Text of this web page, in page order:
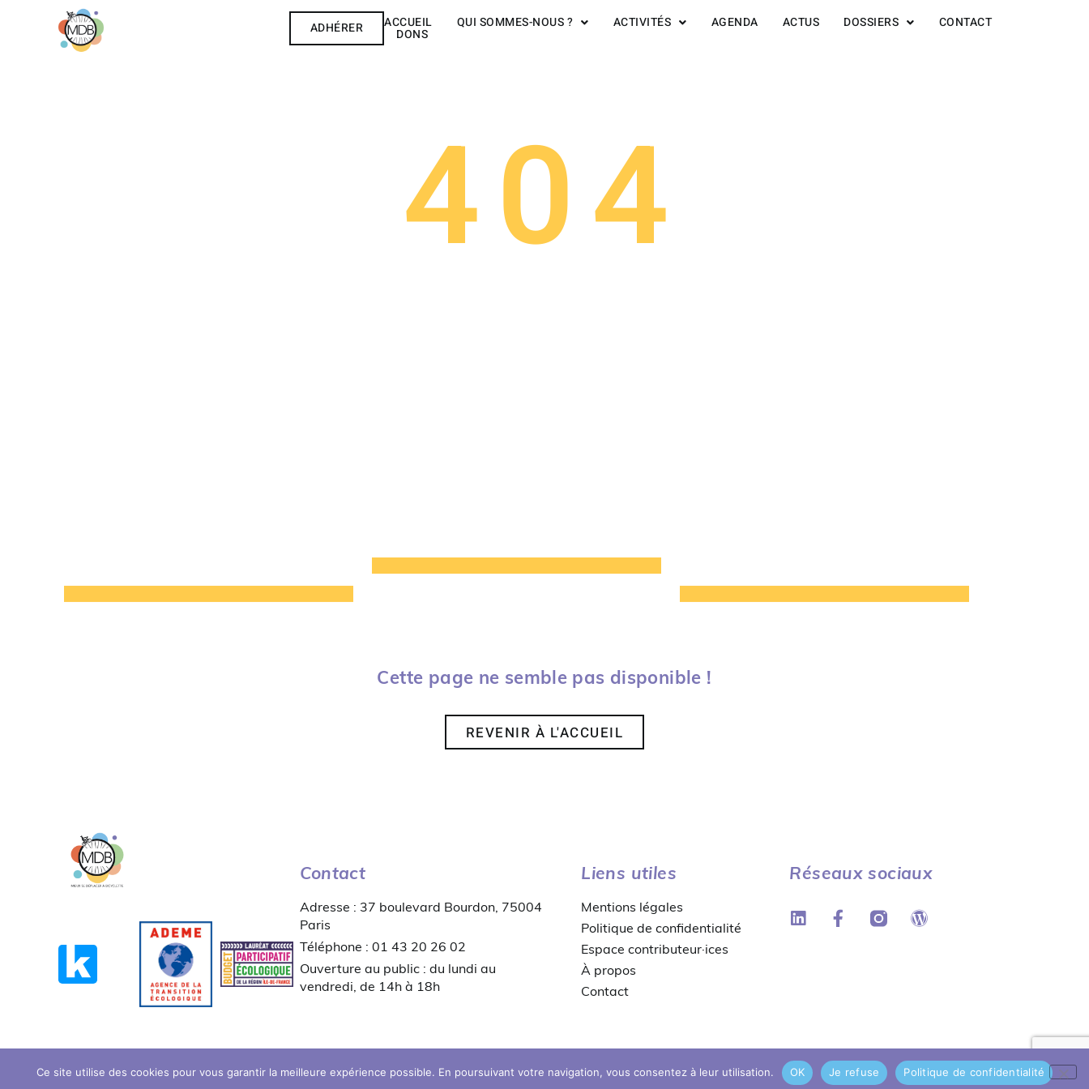
ADHÉRER ACCUEIL QUI SOMMES-NOUS ? ACTIVITÉS AGENDA ACTUS DOSSIERS CONTACT
DONS
404
Cette page ne semble pas disponible !
REVENIR À L'ACCUEIL
Contact
Adresse : 37 boulevard Bourdon, 75004
Paris
Téléphone : 01 43 20 26 02
Ouverture au public : du lundi au
vendredi, de 14h à 18h
Liens utiles
Mentions légales
Politique de confidentialité
Espace contributeur·ices
À propos
Contact
Réseaux sociaux
© copyright 2026 MDB
Ce site utilise des cookies pour vous garantir la meilleure expérience possible. En poursuivant votre navigation, vous consentez à leur utilisation. OK Je refuse Politique de confidentialité